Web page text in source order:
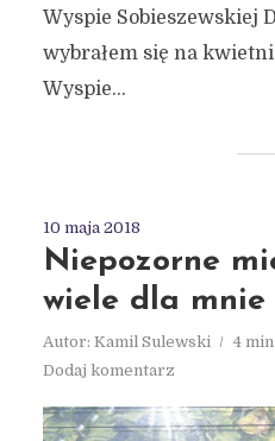
Wyspie Sobieszewskiej
wybrałem się na
Wyspie...
10 maja 2018
Niepozorne
wiele dla mnie
Autor: Kamil Sulewski
4
Dodaj komentarz